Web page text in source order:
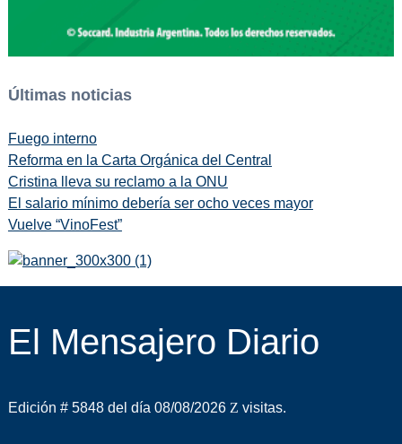
Últimas noticias
Fuego interno
Reforma en la Carta Orgánica del Central
Cristina lleva su reclamo a la ONU
El salario mínimo debería ser ocho veces mayor
Vuelve “VinoFest”
El Mensajero Diario
Edición # 5848 del día 08/08/2026 visitas.